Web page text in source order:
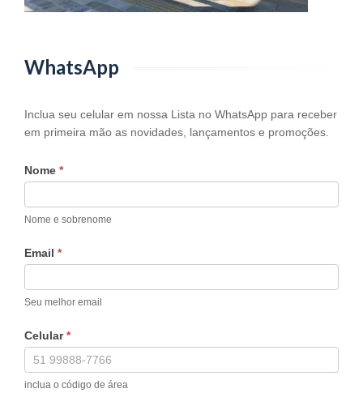
WhatsApp
WhatsApp
Inclua seu celular em nossa Lista no WhatsApp para receber
em primeira mão as novidades, lançamentos e promoções.
Nome *
Nome e sobrenome
Email *
Seu melhor email
Celular*
inclua o código de área